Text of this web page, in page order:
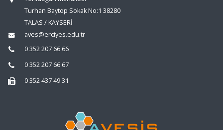
Turhan Baytop Sokak No:1 38280
TALAS / KAYSERİ
aves@erciyes.edu.tr
0 352 207 66 66
0 352 207 66 67
0 352 437 49 31